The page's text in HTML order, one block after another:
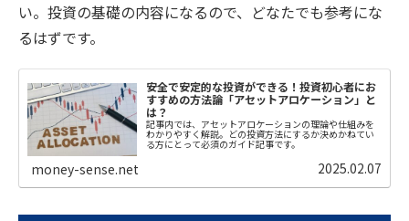
い。投資の基礎の内容になるので、どなたでも参考にな
るはずです。
安全で安定的な投資ができる！投資初心者にお
すすめの方法論「アセットアロケーション」と
は？
記事内では、アセットアロケーションの理論や仕組みを
わかりやすく解説。どの投資方法にするか決めかねてい
る方にとって必須のガイド記事です。
money-sense.net 2025.02.07